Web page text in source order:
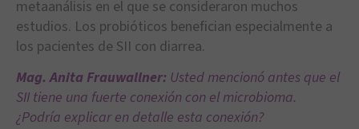
metaanálisis en el que se consideraron muchos
estudios. Los probióticos benefician especialmente a
los pacientes de SII con diarrea.
Mag. Anita Frauwallner: Usted mencionó antes que el
SII tiene una fuerte conexión con el microbioma.
¿Podría explicar en detalle esta conexión?